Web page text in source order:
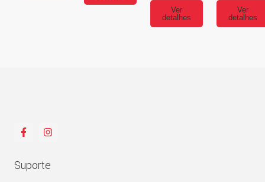
Ver
detalhes
Ver
detalhes
Suporte